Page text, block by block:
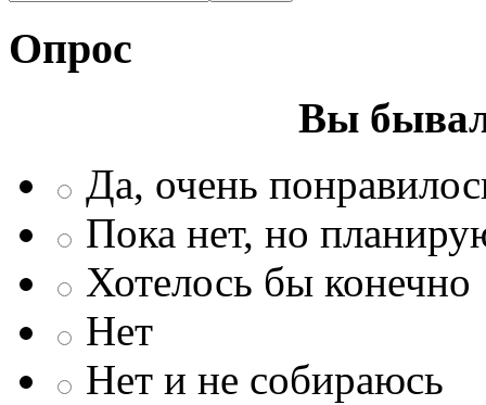
Опрос
Вы
Да, очень
Пока нет, но
Хотелось бы конечно
Нет
Нет и не собираюсь